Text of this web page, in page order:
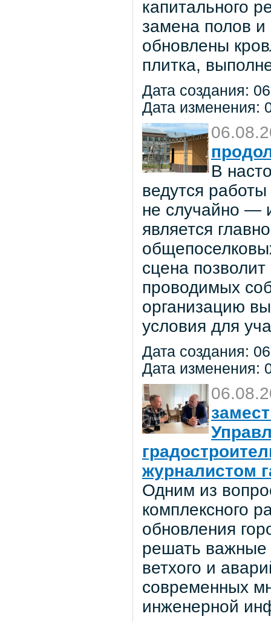
капитального
замена полов
обновлены
плитка,
Дата создания:
Дата изменения:
В
ведутся
не случайно —
является
сцена
проводимых
организацию
условия для
Дата создания:
Дата изменения:
журналистом
Одним из
комплексного
обновления
решать важные
ветхого и
современных
инженерной